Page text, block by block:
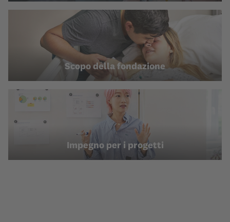
Scopo della fondazione
Impegno per i progetti